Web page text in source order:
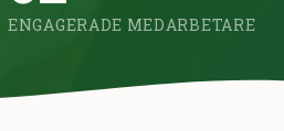
ENGAGERADE MEDARBETARE